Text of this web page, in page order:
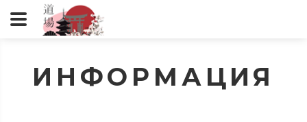
ИНФОРМАЦИЯ